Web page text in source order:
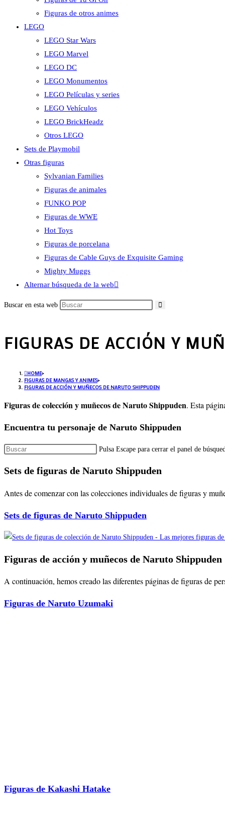
Figuras de otros animes
LEGO
LEGO Star Wars
LEGO Marvel
LEGO DC
LEGO Monumentos
LEGO Películas y series
LEGO Vehículos
LEGO BrickHeadz
Otros LEGO
Sets de Playmobil
Otras figuras
Sylvanian Families
Figuras de animales
FUNKO POP
Figuras de WWE
Hot Toys
Figuras de porcelana
Figuras de Cable Guys de Exquisite Gaming
Mighty Muggs
Alternar búsqueda de la web
Buscar en esta web
FIGURAS DE ACCIÓN Y
HOME>
FIGURAS DE MANGAS Y ANIMES>
FIGURAS DE ACCIÓN Y MUÑECOS DE NARUTO SHIPPUDEN
Figuras de colección y muñecos de Naruto Shippuden. Esta
Encuentra tu personaje de Naruto Shippuden
Pulsa Escape para cerrar el panel de
Sets de figuras de Naruto Shippuden
Antes de comenzar con las colecciones individuales de figuras y
Sets de figuras de Naruto Shippuden
Figuras de acción y muñecos de Naruto Shippuden
A continuación, hemos creado las diferentes páginas de figuras de
Figuras de Naruto Uzumaki
Figuras de Kakashi Hatake